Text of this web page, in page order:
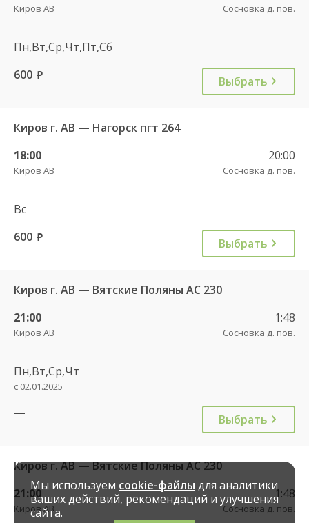
Киров АВ Сосновка д. пов.
Пн,Вт,Ср,Чт,Пт,Сб
600 руб. Выбрать
Киров г. АВ — Нагорск пгт 264
18:00
Киров АВ
20:00
Сосновка д. пов.
Вс
600 руб. Выбрать
Киров г. АВ — Вятские Поляны АС 230
21:00
Киров АВ
1:48
Сосновка д. пов.
Пн,Вт,Ср,Чт
с 02.01.2025
— Выбрать
Киров г. АВ — Вятские Поляны АС 230
21:00
Киров АВ
1:48
Сосновка д. пов.
Мы используем cookie-файлы для аналитики
ваших действий, рекомендаций и улучшения
сайта.